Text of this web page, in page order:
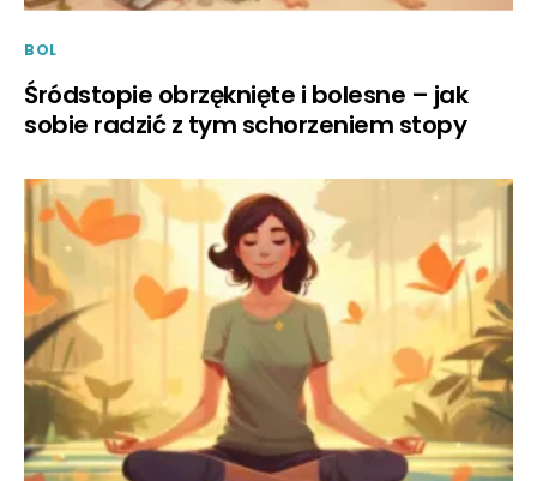
BOL
Śródstopie obrzęknięte i bolesne – jak
sobie radzić z tym schorzeniem stopy